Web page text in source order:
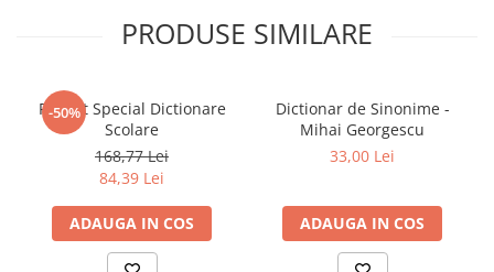
PRODUSE SIMILARE
-50%
Pachet Special Dictionare
Scolare
168,77 Lei
84,39 Lei
ADAUGA IN COS
Dictionar de Sinonime -
Mihai Georgescu
33,00 Lei
ADAUGA IN COS